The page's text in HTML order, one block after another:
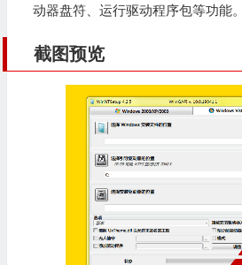
动器盘符、运行驱动程序包等功能。
截图预览